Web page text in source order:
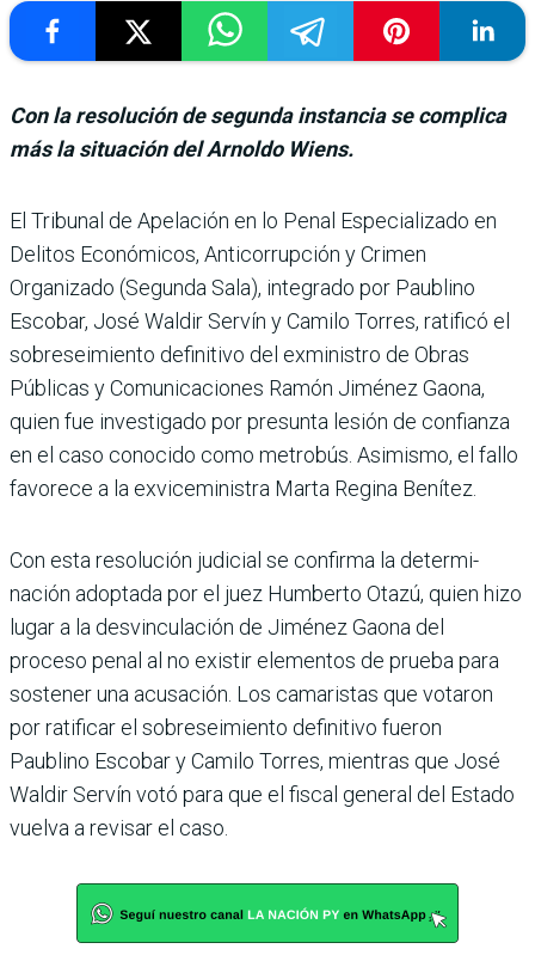
Con la resolución de segunda instancia se complica
más la situación del Arnoldo Wiens.
El Tribunal de Apela­ción en lo Penal Espe­cializado en
Delitos Económicos, Anticorrup­ción y Crimen
Organizado (Segunda Sala), integrado por Paublino
Escobar, José Wal­dir Servín y Camilo Torres, ratificó el
sobreseimiento definitivo del exministro de Obras
Públicas y Comu­nicaciones Ramón Jiménez Gaona,
quien fue investigado por presunta lesión de con­fianza
en el caso conocido como metrobús. Asimismo, el fallo
favorece a la exviceministra Marta Regina Benítez.
Con esta resolución judi­cial se confirma la determi­
nación adoptada por el juez Humberto Otazú, quien hizo
lugar a la desvinculación de Jiménez Gaona del
proceso penal al no existir elemen­tos de prueba para
sostener una acusación. Los camaris­tas que votaron
por ratificar el sobreseimiento defini­tivo fueron
Paublino Esco­bar y Camilo Torres, mien­tras que José
Waldir Servín votó para que el fiscal gene­ral del Estado
vuelva a revi­sar el caso.